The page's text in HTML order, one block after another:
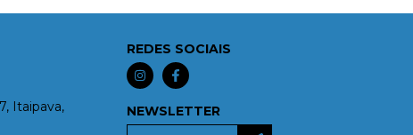
Itaipava,
REDES SOCIAIS
NEWSLETTER